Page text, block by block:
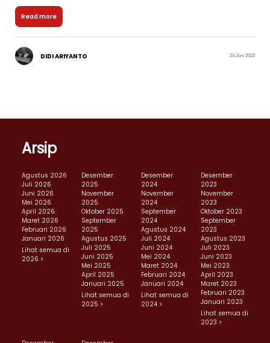
Read more
DIDI ARIYANTO 24 Juni 2022
Arsip
Agustus 2026
Juli 2026
Juni 2026
Mei 2026
April 2026
Maret 2026
Februari 2026
Januari 2026
Lihat semua di
2026 >
Desember
2025
November
2025
Oktober 2025
September
2025
Agustus 2025
Juli 2025
Juni 2025
Mei 2025
April 2025
Januari 2025
Lihat semua di
2025 >
Desember
2024
November
2024
September
2024
Agustus 2024
Juli 2024
Juni 2024
Mei 2024
Maret 2024
Februari 2024
Januari 2024
Lihat semua di
2024 >
Desember
2023
November
2023
Oktober 2023
September
2023
Agustus 2023
Juli 2023
Juni 2023
Mei 2023
April 2023
Maret 2023
Februari 2023
Januari 2023
Lihat semua di
2023 >